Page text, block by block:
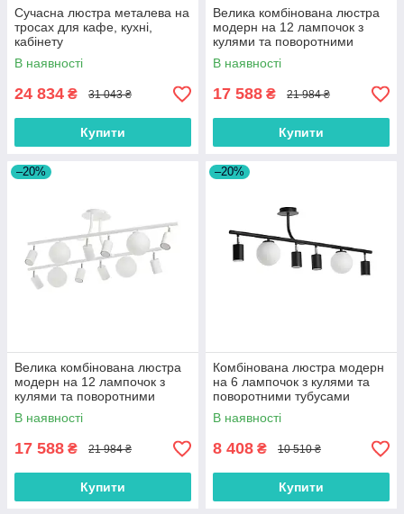
Сучасна люстра металева на
тросах для кафе, кухні,
кабінету
В наявності
24 834 ₴ 31 043 ₴
Купити
Велика комбінована люстра
модерн на 12 лампочок з
кулями та поворотними
тубусами
В наявності
17 588 ₴ 21 984 ₴
Купити
–20%
Велика комбінована люстра
модерн на 12 лампочок з
кулями та поворотними
тубусами
В наявності
17 588 ₴ 21 984 ₴
Купити
–20%
Комбінована люстра модерн
на 6 лампочок з кулями та
поворотними тубусами
В наявності
8 408 ₴ 10 510 ₴
Купити